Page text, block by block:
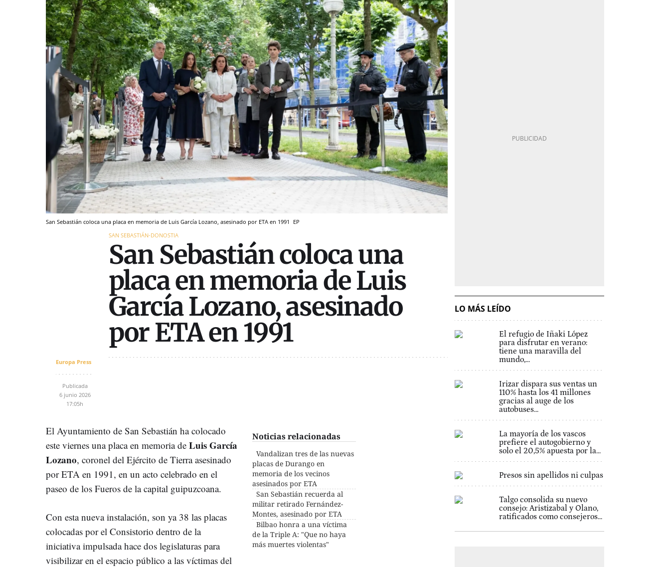
San Sebastián coloca una placa en memoria de Luis García Lozano, asesinado por ETA en 1991
EP
SAN SEBASTIÁN-DONOSTIA
San Sebastián coloca una
placa en memoria de Luis
García Lozano, asesinado
por ETA en 1991
Europa Press
Publicada
6 junio 2026
17:05h
Noticias relacionadas
Vandalizan tres de las nuevas
placas de Durango en
memoria de los vecinos
asesinados por ETA
San Sebastián recuerda al
militar retirado Fernández-
Montes, asesinado por ETA
Bilbao honra a una víctima
de la Triple A: "Que no haya
más muertes violentas"
El Ayuntamiento de San Sebastián ha colocado
este viernes una placa en memoria de Luis García
Lozano, coronel del Ejército de Tierra asesinado
por ETA en 1991, en un acto celebrado en el
paseo de los Fueros de la capital guipuzcoana.
Con esta nueva instalación, son ya 38 las placas
colocadas por el Consistorio dentro de la
iniciativa impulsada hace dos legislaturas para
visibilizar en el espacio público a las víctimas del
LO MÁS LEÍDO
El refugio de Iñaki López
para disfrutar en verano:
tiene una maravilla del
mundo,...
Irizar dispara sus ventas un
110% hasta los 41 millones
gracias al auge de los
autobuses...
La mayoría de los vascos
prefiere el autogobierno y
solo el 20,5% apuesta por la...
Presos sin apellidos ni culpas
Talgo consolida su nuevo
consejo: Aristizabal y Olano,
ratificados como consejeros...